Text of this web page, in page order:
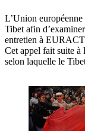
L’Union
Tibet afin
entretien à
Cet appel fait suite à
selon laquelle le